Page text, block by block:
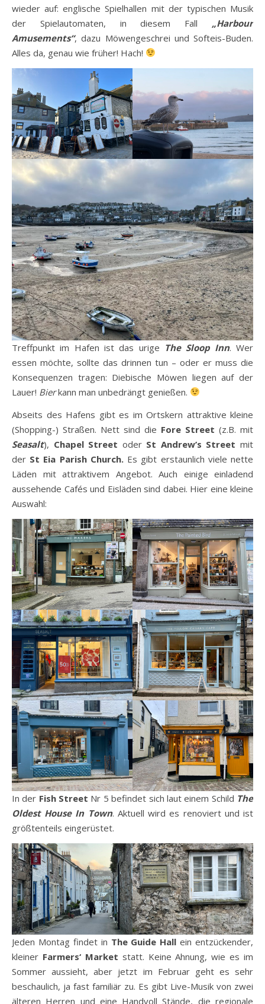
wieder auf: englische Spielhallen mit der typischen Musik
der Spielautomaten, in diesem Fall „Harbour
Amusements“, dazu Möwengeschrei und Softeis-Buden.
Alles da, genau wie früher! Hach!
Treffpunkt im Hafen ist das urige The Sloop Inn. Wer
essen möchte, sollte das drinnen tun – oder er muss die
Konsequenzen tragen: Diebische Möwen liegen auf der
Lauer! Bierkann man unbedrängt genießen.
Abseits des Hafens gibt es im Ortskern attraktive kleine
(Shopping-) Straßen. Nett sind die Fore Street (z.B. mit
Seasalt), Chapel Street oder St Andrew’s Streetmit
der St Eia Parish Church. Es gibt erstaunlich viele nette
Läden mit attraktivem Angebot. Auch einige einladend
aussehende Cafés und Eisläden sind dabei. Hier eine kleine
Auswahl:
In der Fish Street Nr 5 befindet sich laut einem Schild The
Oldest House In Town. Aktuell wird es renoviert und ist
größtenteils eingerüstet.
Jeden Montag findet in The Guide Hall ein entzückender,
kleiner Farmers‘ Market statt. Keine Ahnung, wie es im
Sommer aussieht, aber jetzt im Februar geht es sehr
beschaulich, ja fast familiär zu. Es gibt Live-Musik von zwei
älteren Herren und eine Handvoll Stände, die regionale